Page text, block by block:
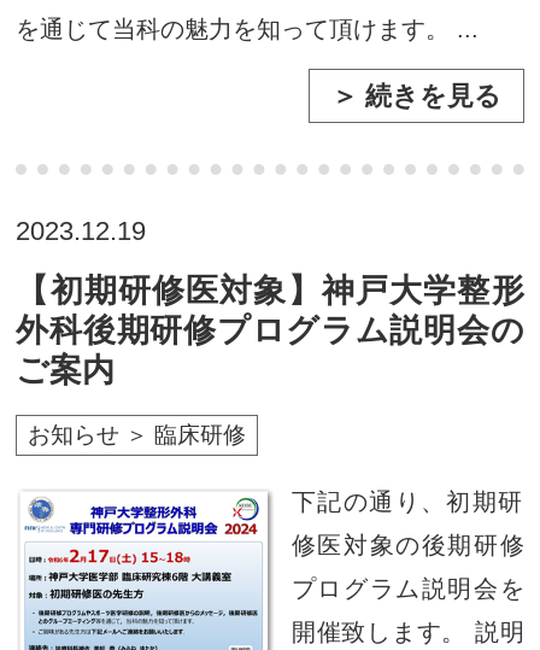
を通じて当科の魅力を知って頂けます。 ...
＞ 続きを見る
2023.12.19
【初期研修医対象】神戸大学整形
外科後期研修プログラム説明会の
ご案内
お知らせ ＞ 臨床研修
下記の通り、初期研
修医対象の後期研修
プログラム説明会を
開催致します。 説明